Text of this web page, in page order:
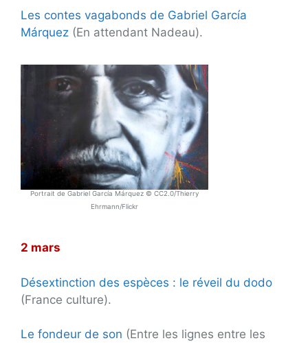
Les contes vagabonds de Gabriel García
Márquez (En attendant Nadeau).
Portrait de Gabriel García Márquez © CC2.0/Thierry
Ehrmann/Flickr
2 mars
Désextinction des espèces : le réveil du dodo
(France culture).
Le fondeur de son (Entre les lignes entre les